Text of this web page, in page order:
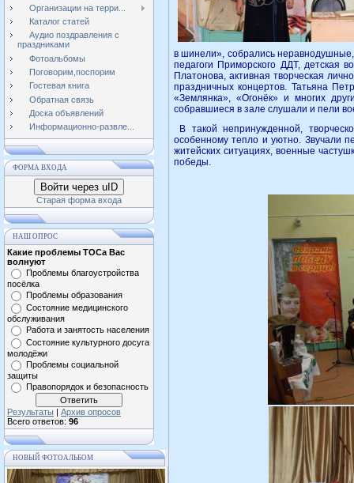
Организации на терри...
Каталог статей
Аудио поздравления с
праздниками
Фотоальбомы
Поговорим,поспорим
Гостевая книга
Обратная связь
Доска объявлений
Информационно-развле...
ФОРМА ВХОДА
Войти через uID
Старая форма входа
НАШ ОПРОС
Какие проблемы ТОСа Вас
волнуют
Проблемы благоустройства
посёлка
Проблемы образования
Состояние медицинского
обслуживания
Работа и занятость населения
Состояние культурного досуга
молодёжи
Проблемы социальной
защиты
Правопорядок и безопасность
Результаты | Архив опросов
Всего ответов: 96
НОВЫЙ ФОТОАЛЬБОМ
в шинели», собрались
педагоги Приморского ДДТ, детская
Платонова, активная творческая
праздничных концертов. Татьяна
«Землянка», «Огонёк» и многих
собравшиеся в зале слушали и пели
В такой непринужденной,
особенному тепло и уютно. Звучали
житейских ситуациях, военные
победы.